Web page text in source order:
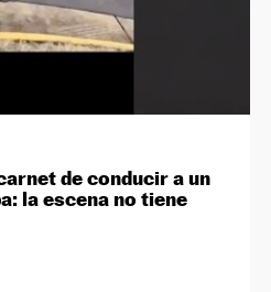
de conducir a un
la escena no tiene